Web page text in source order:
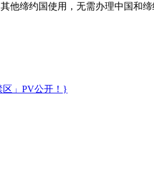
他缔约国使用，无需办理中国和
」PV公开！}